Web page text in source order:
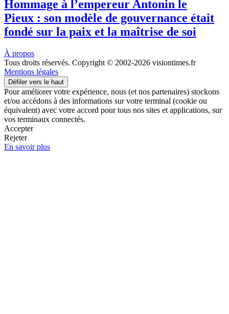
Hommage à l’empereur Antonin le
Pieux : son modèle de gouvernance était
fondé sur la paix et la maîtrise de soi
À propos
Tous droits réservés. Copyright © 2002-2026 visiontimes.fr
Mentions légales
Défiler vers le haut
Pour améliorer votre expérience, nous (et nos partenaires) stockons
et/ou accédons à des informations sur votre terminal (cookie ou
équivalent) avec votre accord pour tous nos sites et applications, sur
vos terminaux connectés.
Accepter
Rejeter
En savoir plus